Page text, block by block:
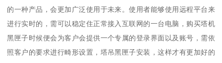
的一种产品，会更加广泛使用于未来。使用者能够使用远程平台来
进行实时的，需可以稳定住正常接入互联网的一台电脑，购买塔机
黑匣子时候便会为客户会提供一个专属的登录界面以及账号，需依
照客户的要求进行畸形设置，塔吊黑匣子安装，这样才有更加好的